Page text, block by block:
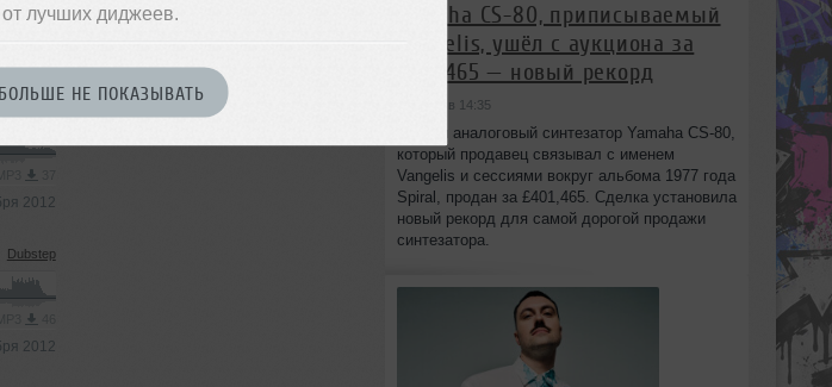
лучших диджеев.
БОЛЬШЕ НЕ ПОКАЗЫВАТЬ
2012
Dubstep
2012
Yamaha CS-80, приписываемый
Vangelis, ушёл с аукциона за
£401,465 — новый рекорд
сегодня в 14:35
Редкий аналоговый синтезатор Yamaha CS-80,
который продавец связывал с именем
Vangelis и сессиями вокруг альбома 1977 года
Spiral, продан за £401,465. Сделка установила
новый рекорд для самой дорогой продажи
синтезатора.